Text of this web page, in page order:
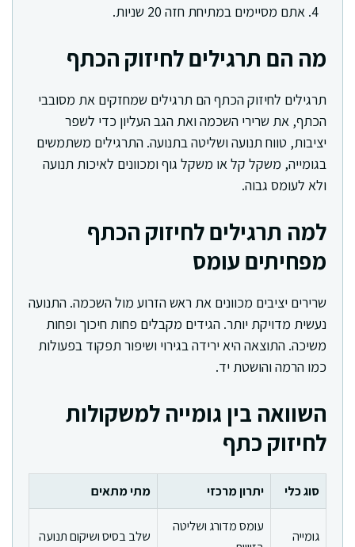
אתם מסיימים במתיחת חזה 20 שניות.
מה הם תרגילים לחיזוק הכתף
תרגילים לחיזוק הכתף הם תרגילים שמחזקים את מסובבי
הכתף, את שרירי השכמה ואת הגב העליון כדי לשפר
יציבות, טווח תנועה ושליטה בתנועה. התרגילים משתמשים
בגומייה, משקל קל או משקל גוף ומכוונים לאיכות תנועה
ולא לעומס גבוה.
למה תרגילים לחיזוק הכתף
מפחיתים עומס
שרירים יציבים מכוונים את ראש הזרוע מול השכמה. התנועה
נעשית מדויקת יותר. הגידים מקבלים פחות חיכוך ופחות
משיכה. התוצאה היא ירידה בגירוי ושיפור תפקוד בפעולות
כמו הרמה והושטת יד.
השוואה בין גומייה למשקולות
לחיזוק כתף
סוג כלי יתרון מרכזי מתי מתאים
גומייה
עומס מדורג ושליטה
שלב בסיס ושיקום תנועה